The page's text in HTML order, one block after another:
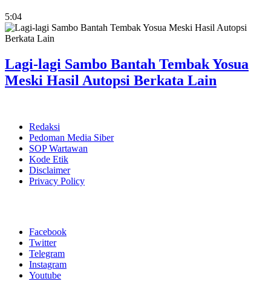
5:04
Lagi-lagi Sambo Bantah Tembak Yosua
Meski Hasil Autopsi Berkata Lain
Redaksi
Pedoman Media Siber
SOP Wartawan
Kode Etik
Disclaimer
Privacy Policy
Facebook
Twitter
Telegram
Instagram
Youtube